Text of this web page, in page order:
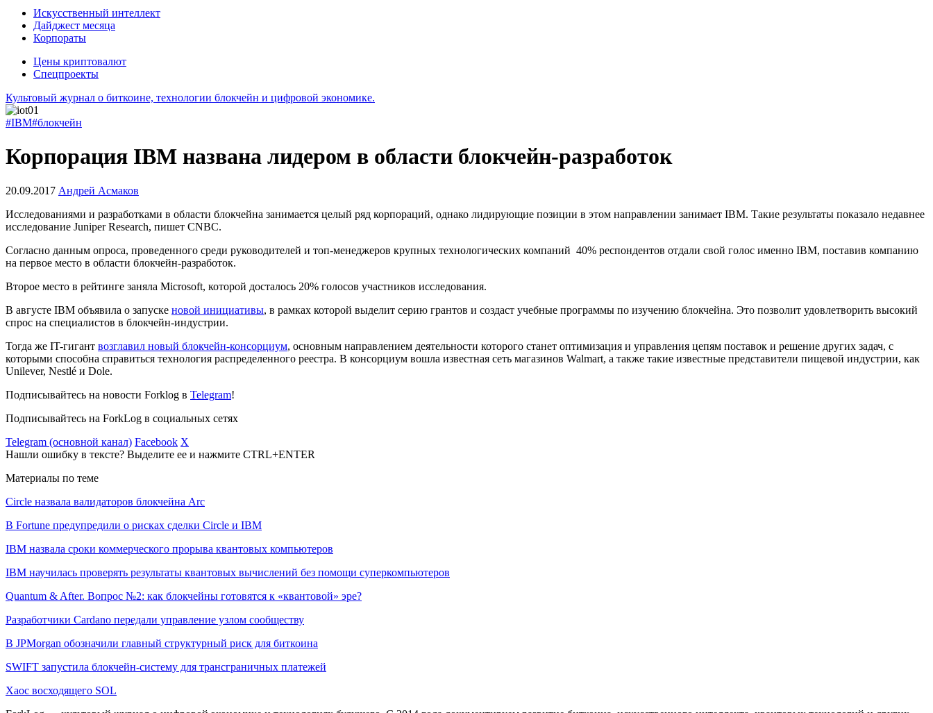
Искусственный интеллект
Дайджест месяца
Корпораты
Цены криптовалют
Спецпроекты
Культовый журнал о биткоине, технологии блокчейн и цифровой экономике.
#IBM#блокчейн
Корпорация IBM названа лидером в области блокчейн-разработок
20.09.2017 Андрей Асмаков
Исследованиями и разработками в области блокчейна занимается целый ряд корпораций, однако лидирующие позиции в этом направлении занимает IBM. Такие результаты показало недавнее
исследование Juniper Research, пишет CNBC.
Согласно данным опроса, проведенного среди руководителей и топ-менеджеров крупных технологических компаний 40% респондентов отдали свой голос именно IBM, поставив компанию
на первое место в области блокчейн-разработок.
Второе место в рейтинге заняла Microsoft, которой досталось 20% голосов участников исследования.
В августе IBM объявила о запуске новой инициативы, в рамках которой выделит серию грантов и создаст учебные программы по изучению блокчейна. Это позволит удовлетворить высокий
спрос на специалистов в блокчейн-индустрии.
Тогда же IT-гигант возглавил новый блокчейн-консорциум, основным направлением деятельности которого станет оптимизация и управления цепям поставок и решение других задач, с
которыми способна справиться технология распределенного реестра. В консорциум вошла известная сеть магазинов Walmart, а также такие известные представители пищевой индустрии, как
Unilever, Nestlé и Dole.
Подписывайтесь на новости Forklog в Telegram!
Подписывайтесь на ForkLog в социальных сетях
Telegram (основной канал) Facebook X
Нашли ошибку в тексте? Выделите ее и нажмите CTRL+ENTER
Материалы по теме
Circle назвала валидаторов блокчейна Arc
В Fortune предупредили о рисках сделки Circle и IBM
IBM назвала сроки коммерческого прорыва квантовых компьютеров
IBM научилась проверять результаты квантовых вычислений без помощи суперкомпьютеров
Quantum & After. Вопрос №2: как блокчейны готовятся к «квантовой» эре?
Разработчики Cardano передали управление узлом сообществу
В JPMorgan обозначили главный структурный риск для биткоина
SWIFT запустила блокчейн-систему для трансграничных платежей
Хаос восходящего SOL